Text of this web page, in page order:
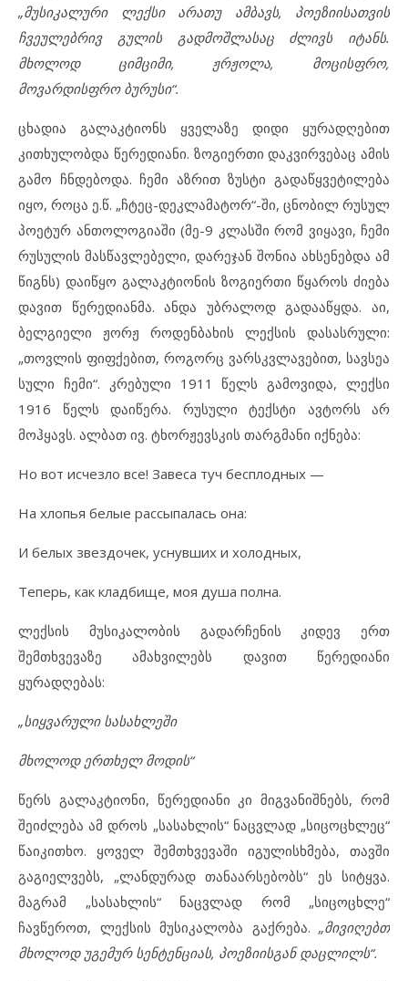
„მუსიკალური ლექსი არათუ ამბავს, პოეზიისათვის
ჩვეულებრივ გულის გადმოშლასაც ძლივს იტანს.
მხოლოდ ციმციმი, ჟრჟოლა, მოცისფრო,
მოვარდისფრო ბურუსი“.
ცხადია გალაკტიონს ყველაზე დიდი ყურადღებით
კითხულობდა წერედიანი. ზოგიერთი დაკვირვებაც ამის
გამო ჩნდებოდა. ჩემი აზრით ზუსტი გადაწყვეტილება
იყო, როცა ე.წ. „ჩტეც-დეკლამატორ“-ში, ცნობილ რუსულ
პოეტურ ანთოლოგიაში (მე-9 კლასში რომ ვიყავი, ჩემი
რუსულის მასწავლებელი, დარეჯან შონია ახსენებდა ამ
წიგნს) დაიწყო გალაკტიონის ზოგიერთი წყაროს ძიება
დავით წერედიანმა. ანდა უბრალოდ გადააწყდა. აი,
ბელგიელი ჟორჟ როდენბახის ლექსის დასასრული:
„თოვლის ფიფქებით, როგორც ვარსკვლავებით, სავსეა
სული ჩემი“. კრებული 1911 წელს გამოვიდა, ლექსი
1916 წელს დაიწერა. რუსული ტექსტი ავტორს არ
მოჰყავს. ალბათ ივ. ტხორჟევსკის თარგმანი იქნება:
Но вот исчезло все! Завеса туч бесплодных —
На хлопья белые рассыпалась она:
И белых звездочек, уснувших и холодных,
Теперь, как кладбище, моя душа полна.
ლექსის მუსიკალობის გადარჩენის კიდევ ერთ
შემთხვევაზე ამახვილებს დავით წერედიანი
ყურადღებას:
„სიყვარული სასახლეში
მხოლოდ ერთხელ მოდის“
წერს გალაკტიონი, წერედიანი კი მიგვანიშნებს, რომ
შეიძლება ამ დროს „სასახლის“ ნაცვლად „სიცოცხლეც“
წაიკითხო. ყოველ შემთხვევაში იგულისხმება, თავში
გაგიელვებს, „ლანდურად თანაარსებობს“ ეს სიტყვა.
მაგრამ „სასახლის“ ნაცვლად რომ „სიცოცხლე“
ჩავწეროთ, ლექსის მუსიკალობა გაქრება. „მივიღებთ
მხოლოდ უგემურ სენტენციას, პოეზიისგან დაცლილს“.